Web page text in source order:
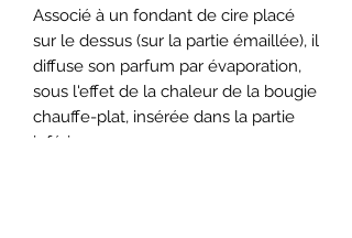
Associé à un fondant de cire placé
sur le dessus (sur la partie émaillée), il
diffuse son parfum par évaporation,
sous l'effet de la chaleur de la bougie
chauffe-plat, insérée dans la partie
inférieure.